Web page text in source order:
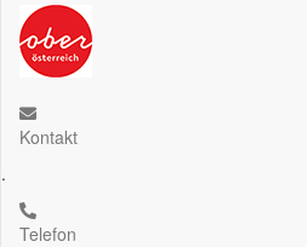
Kontakt
.
Telefon